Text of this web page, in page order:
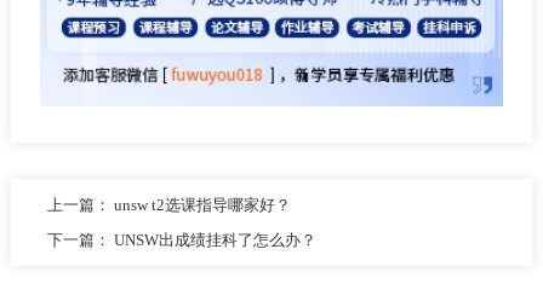
上一篇： unsw t2选课指导哪家好？
下一篇： UNSW出成绩挂科了怎么办？